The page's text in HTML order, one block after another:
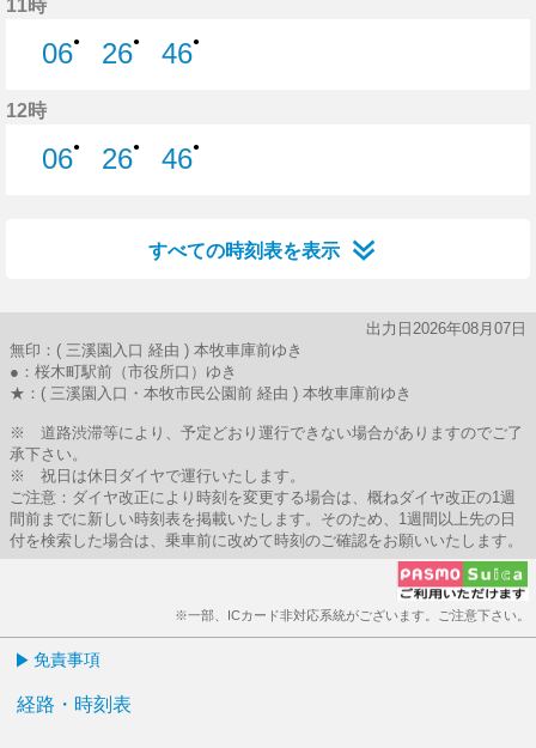
11時
06●
26●
46●
12時
06●
26●
46●
すべての時刻表を表示
出力日2026年08月07日
無印：( 三溪園入口 経由 ) 本牧車庫前ゆき
●：桜木町駅前（市役所口）ゆき
★：( 三溪園入口・本牧市民公園前 経由 ) 本牧車庫前ゆき
※ 道路渋滞等により、予定どおり運行できない場合がありますのでご了
承下さい。
※ 祝日は休日ダイヤで運行いたします。
ご注意：ダイヤ改正により時刻を変更する場合は、概ねダイヤ改正の1週
間前までに新しい時刻表を掲載いたします。そのため、1週間以上先の日
付を検索した場合は、乗車前に改めて時刻のご確認をお願いいたします。
※一部、ICカード非対応系統がございます。ご注意下さい。
免責事項
経路・時刻表